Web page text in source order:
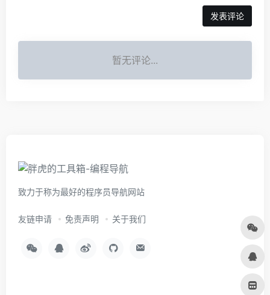
暂无评论...
致力于称为最好的程序员导航网站
友链申请 免责声明 关于我们